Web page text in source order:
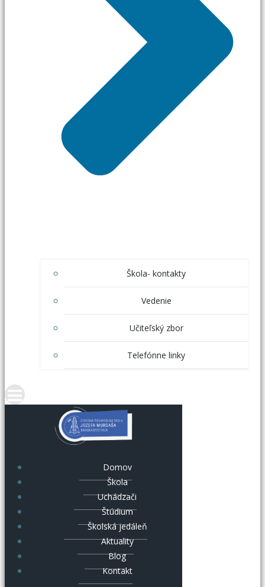
Škola- kontakty
Vedenie
Učiteľský zbor
Telefónne linky
Domov
Škola
Uchádzači
Štúdium
Školská jedáleň
Aktuality
Blog
Kontakt